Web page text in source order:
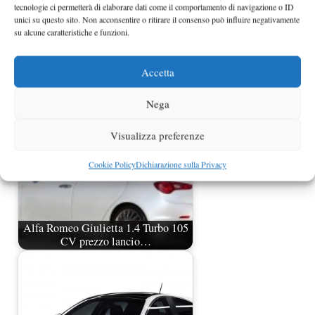
tecnologie ci permetterà di elaborare dati come il comportamento di navigazione o ID
unici su questo sito. Non acconsentire o ritirare il consenso può influire negativamente
su alcune caratteristiche e funzioni.
Accetta
Nega
Visualizza preferenze
Cookie PolicyDichiarazione sulla Privacy
Prezzi Alfa Romeo Giulietta
Alfa Romeo Giulietta 1.4 Turbo 105
CV prezzo lancio…